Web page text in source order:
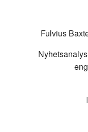
Fulvius